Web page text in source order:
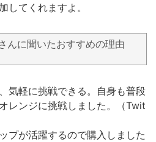
してくれますよ。
んに聞いたおすすめの理由
気軽に挑戦できる。自身も普段
レンジに挑戦しました。（Twit
プが活躍するので購入しました